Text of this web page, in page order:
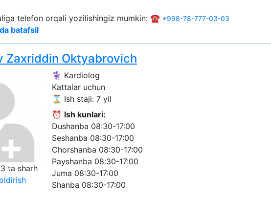
telefon orqali yozilishingiz mumkin: ☎️ +998-78-777-03-03
batafsil
Zaxriddin Oktyabrovich
ta sharh
⚕️ Kardiolog
Kattalar uchun
⌛ Ish staji: 7 yil
⏰ Ish kunlari:
Dushanba 08:30-17:00
Seshanba 08:30-17:00
Chorshanba 08:30-17:00
Payshanba 08:30-17:00
Juma 08:30-17:00
Shanba 08:30-17:00